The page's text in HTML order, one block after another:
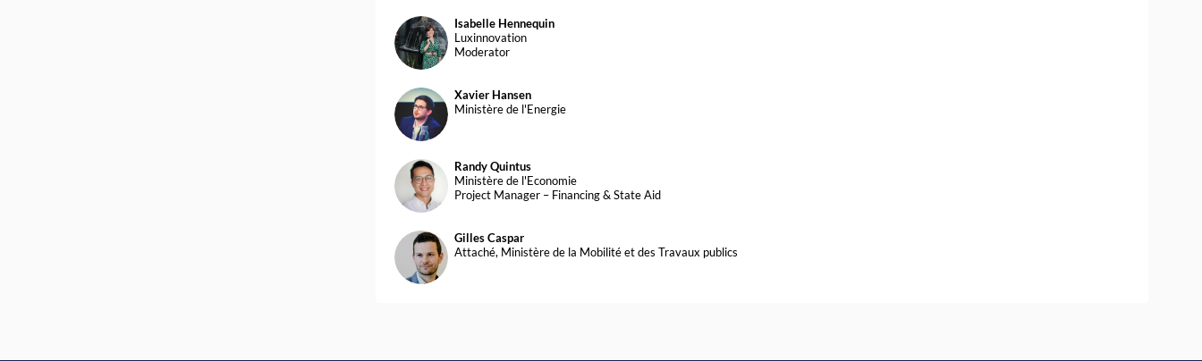
IH
Isabelle Hennequin
Luxinnovation
Moderator
XH
Xavier Hansen
Ministère de l'Energie
RQ
Randy Quintus
Ministère de l'Economie
Project Manager – Financing & State Aid
GC
Gilles Caspar
Attaché, Ministère de la Mobilité et des Travaux publics